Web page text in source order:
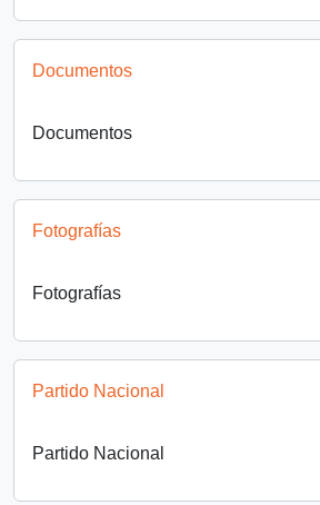
Documentos
Documentos
Fotografías
Fotografías
Partido Nacional
Partido Nacional